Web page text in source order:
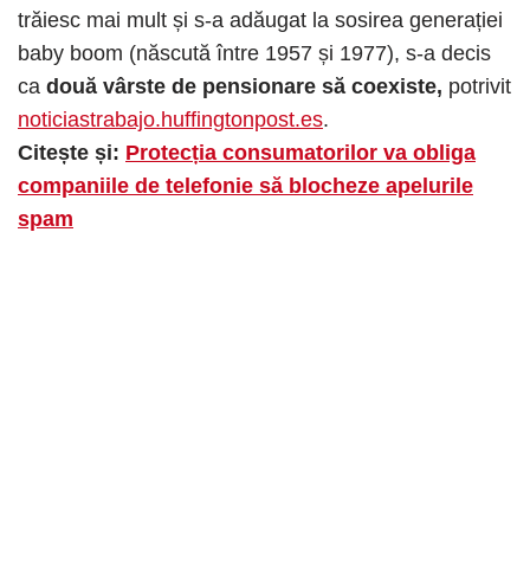
trăiesc mai mult și s-a adăugat la sosirea generației
baby boom (născută între 1957 și 1977), s-a decis
ca două vârste de pensionare să coexiste, potrivit
noticiastrabajo.huffingtonpost.es.
Citește și: Protecția consumatorilor va obliga
companiile de telefonie să blocheze apelurile
spam